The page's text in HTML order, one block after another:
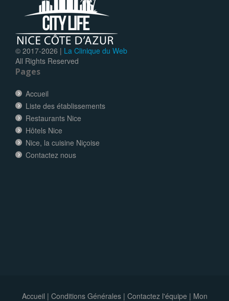
© 2017-2026 | La Clinique du Web
All Rights Reserved
Pages
Accueil
Liste des établissements
Restaurants Nice
Hôtels Nice
Nice, la cuisine Niçoise
Contactez nous
Accueil | Conditions Générales| Contactez l'équipe | Mon